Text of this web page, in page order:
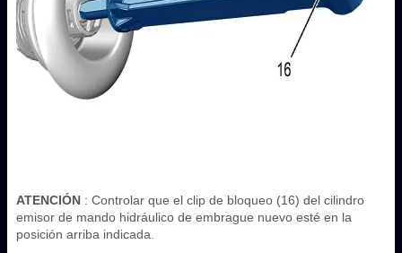
ATENCIÓN : Controlar que el clip de bloqueo (16) del cilindro
emisor de mando hidráulico de embrague nuevo esté en la
posición arriba indicada.